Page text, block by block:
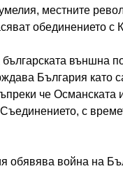
местните
обединението с
външна
България като
че Османската
с
обявява война на